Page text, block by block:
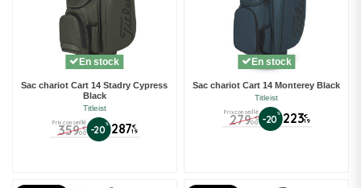
En stock
Sac chariot Cart 14 Stadry Cypress
Black
Titleist
Prix conseillé
359 €
00 -20% 287€
19
En stock
Sac chariot Cart 14 Monterey Black
Titleist
Prix conseillé
279 €
00 -20% 223€
19